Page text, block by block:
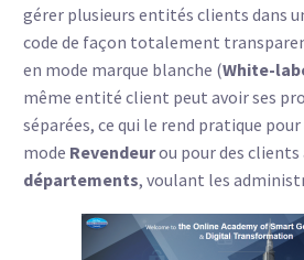
gérer plusieurs entités clients dans
code de façon totalement
en mode marque blanche (White-
même entité client peut avoir ses
séparées, ce qui le rend pratique
mode Revendeurou pour des clients
départements, voulant les